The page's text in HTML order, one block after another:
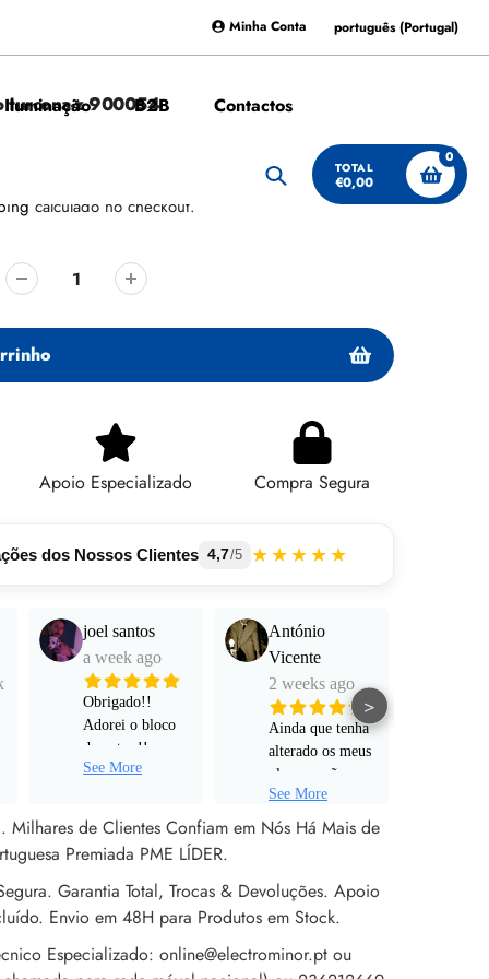
Minha Conta português (Portugal)
B2B Contactos
Procurar
TOTAL
€0,00
0
turcona-z 900054
calculado no checkout.
Apoio Especializado Compra Segura
dos Nossos Clientes 4,7/5 ★★★★★
joel santos
a week ago
Obrigado!!
Adorei o bloco
de notas !!
Serviço super
Rápido ! Um
obrigado a Sr
Rita !
See More
António
Vicente
2 weeks ago
Ainda que tenha
alterado os meus
planos e não
tenha avançado
para um pedido
poderia estar
mais satisfeito
cliente prestado
See More
>
de Clientes Confiam em Nós Há Mais de
Premiada PME LÍDER.
Garantia Total, Trocas & Devoluções. Apoio
Envio em 48H para Produtos em Stock.
Especializado: online@electrominor.pt ou